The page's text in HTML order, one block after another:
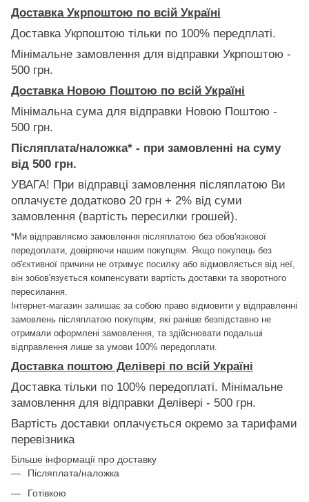
Доставка Укрпоштою по всій Україні
Доставка Укрпоштою тільки по 100% передплаті.
Мінімальне замовлення для відправки Укрпоштою -
500 грн.
Доставка Новою Поштою по всій Україні
Мінімальна сума для відправки Новою Поштою -
500 грн.
Післяплата/наложка* - при замовленні на суму
від 500 грн.
УВАГА! При відправці замовлення післяплатою Ви
оплачуєте додатково 20 грн + 2% від суми
замовлення (вартість пересилки грошей).
*Ми відправляємо замовлення післяплатою без обов'язкової
передоплати, довіряючи нашим покупцям. Якщо покупець без
об'єктивної причини не отримує посилку або відмовляється від неї,
він зобов'язується компенсувати вартість доставки та зворотного
пересилання.
Інтернет-магазин залишає за собою право відмовити у відправленні
замовлень післяплатою покупцям, які раніше безпідставно не
отримали оформлені замовлення, та здійснювати подальші
відправлення лише за умови 100% передоплати.
Доставка поштою Делівері по всій Україні
Доставка тільки по 100% передоплаті. Мінімальне
замовлення для відправки Делівері - 500 грн.
Вартість доставки оплачується окремо за тарифами
перевізника
Більше інформації про доставку
Післяплата/наложка
Готівкою